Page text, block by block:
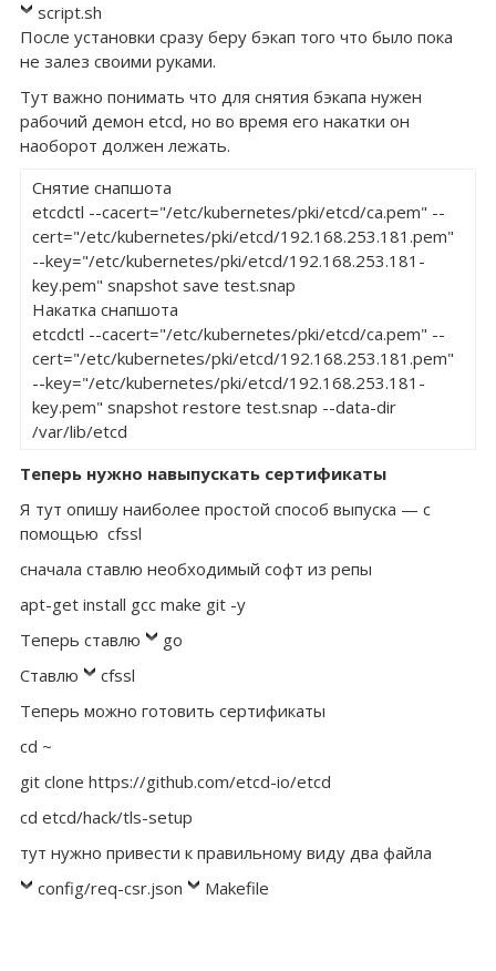
script.sh
После установки сразу беру бэкап того что было пока
не залез своими руками.
Тут важно понимать что для снятия бэкапа нужен
рабочий демон etcd, но во время его накатки он
наоборот должен лежать.
Cнятие снапшота
etcdctl --cacert="/etc/kubernetes/pki/etcd/ca.pem" --
cert="/etc/kubernetes/pki/etcd/192.168.253.181.pem"
--key="/etc/kubernetes/pki/etcd/192.168.253.181-
key.pem" snapshot save test.snap
Накатка снапшота
etcdctl --cacert="/etc/kubernetes/pki/etcd/ca.pem" --
cert="/etc/kubernetes/pki/etcd/192.168.253.181.pem"
--key="/etc/kubernetes/pki/etcd/192.168.253.181-
key.pem" snapshot restore test.snap --data-dir
/var/lib/etcd
Теперь нужно навыпускать сертификаты
Я тут опишу наиболее простой способ выпуска — с
помощью cfssl
сначала ставлю необходимый софт из репы
apt-get install gcc make git -y
Теперь ставлю
go
Ставлю
cfssl
Теперь можно готовить сертификаты
cd ~
git clone https://github.com/etcd-io/etcd
cd etcd/hack/tls-setup
тут нужно привести к правильному виду два файла
config/req-csr.json
Makefile